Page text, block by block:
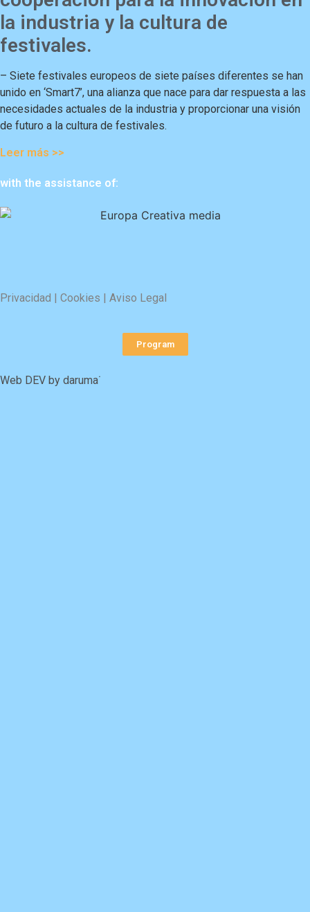
la industria y la cultura de
festivales.
– Siete festivales europeos de siete países diferentes se han
unido en ‘Smart7’, una alianza que nace para dar respuesta a las
necesidades actuales de la industria y proporcionar una visión
de futuro a la cultura de festivales.
Leer más >>
with the assistance of:
Privacidad | Cookies | Aviso Legal
Program
Web DEV by daruma˙